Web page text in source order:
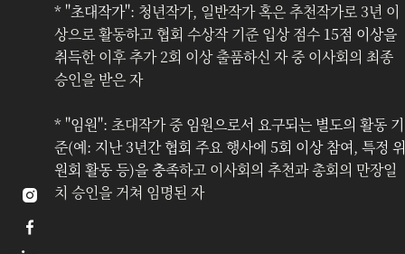
* "초대작가": 청년작가, 일반작가 혹은 추천작가로 3년 이
상으로 활동하고 협회 수상작 기준 입상 점수 15점 이상을
취득한 이후 추가 2회 이상 출품하신 자 중 이사회의 최종
승인을 받은 자
* "임원": 초대작가 중 임원으로서 요구되는 별도의 활동 기
준(예: 지난 3년간 협회 주요 행사에 5회 이상 참여, 특정 위
원회 활동 등)을 충족하고 이사회의 추천과 총회의 만장일
치 승인을 거쳐 임명된 자

